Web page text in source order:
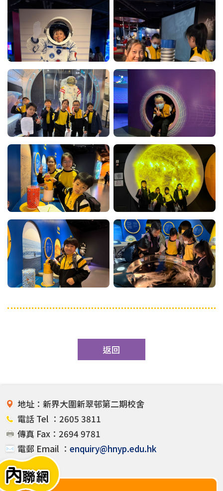
返回
地址：新界大圍新翠邨第二期校舍
電話 Tel ：2605 3811
傳真 Fax：2694 9781
電郵 Email ： enquiry@hnyp.edu.hk